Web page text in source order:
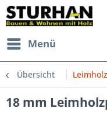
Menü
Übersicht
18 mm